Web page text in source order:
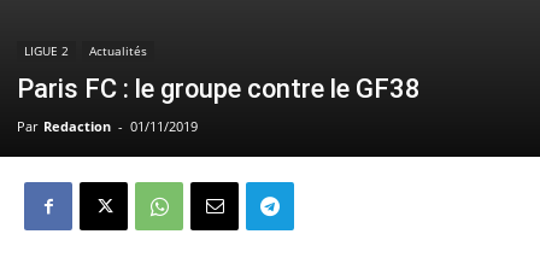
LIGUE 2 Actualités
Paris FC : le groupe contre le GF38
Par Redaction - 01/11/2019